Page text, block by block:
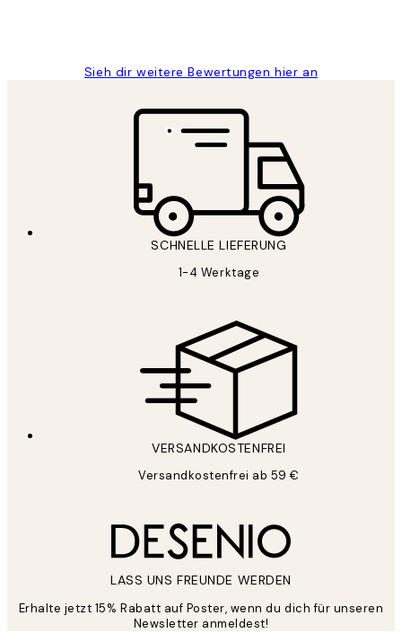
Sieh dir weitere Bewertungen hier an
SCHNELLE LIEFERUNG
1-4 Werktage
VERSANDKOSTENFREI
Versandkostenfrei ab 59 €
LASS UNS FREUNDE WERDEN
Erhalte jetzt 15% Rabatt auf Poster, wenn du dich für unseren
Newsletter anmeldest!